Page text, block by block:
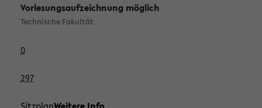
Vorlesungsaufzeichnung möglich
Technische Fakultät
0
297